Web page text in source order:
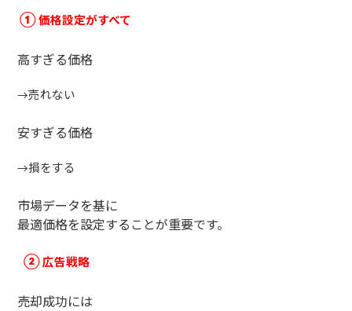
①価格設定がすべて
高すぎる価格
→売れない
安すぎる価格
→損をする
市場データを基に
最適価格を設定することが重要です。
②広告戦略
売却成功には